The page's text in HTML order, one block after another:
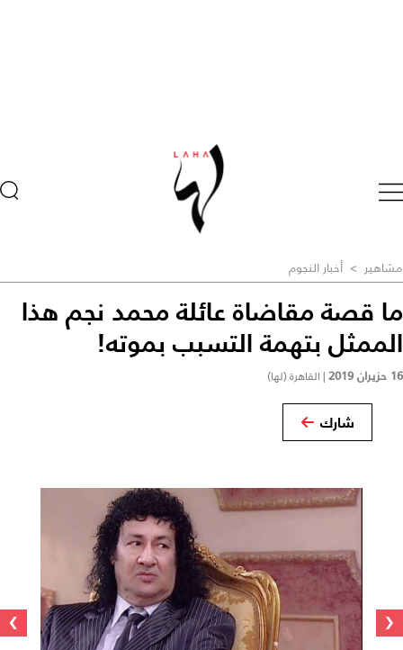
مشاهير > أخبار النجوم
ما قصة مقاضاة عائلة محمد نجم هذا
الممثل بتهمة التسبب بموته!
16 حزيران 2019 | القاهرة (لها)
شارك
‹
›